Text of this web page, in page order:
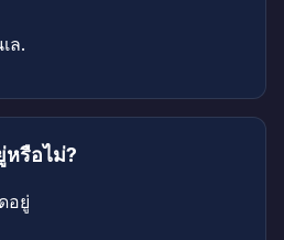
ล.
รือไม่?
อยู่